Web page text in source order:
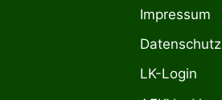
Impressum
Datenschutz
LK-Login